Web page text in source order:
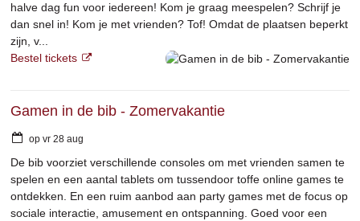
halve dag fun voor iedereen! Kom je graag meespelen? Schrijf je
dan snel in! Kom je met vrienden? Tof! Omdat de plaatsen beperkt
zijn, v...
Bestel tickets
Gamen in de bib - Zomervakantie
op vr 28 aug
De bib voorziet verschillende consoles om met vrienden samen te
spelen en een aantal tablets om tussendoor toffe online games te
ontdekken. En een ruim aanbod aan party games met de focus op
sociale interactie, amusement en ontspanning. Goed voor een